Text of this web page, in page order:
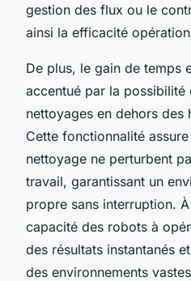
gestion des flux ou le
ainsi la efficacité
De plus, le gain de temps
accentué par la
nettoyages en dehors
Cette fonctionnalité
nettoyage ne perturbent
travail, garantissant un
propre sans interruption. À
capacité des robots à
des résultats instantanés
des environnements